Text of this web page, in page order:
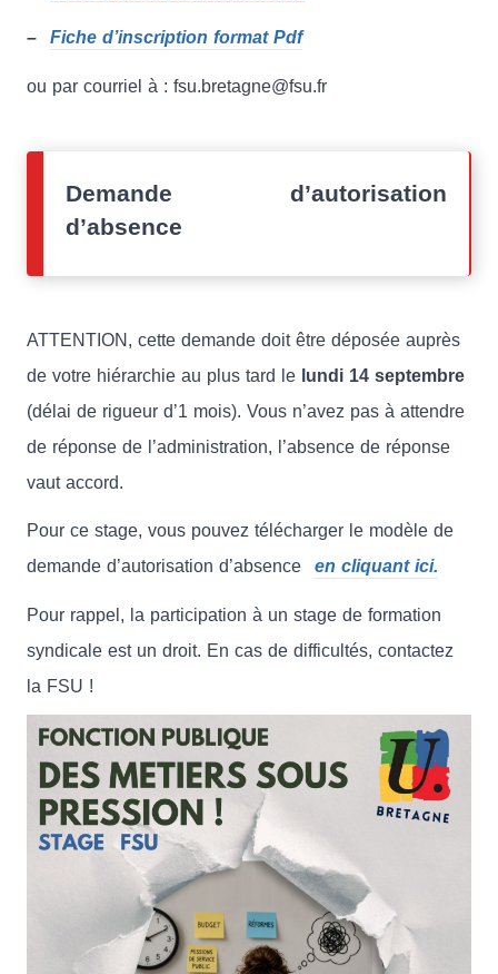
– Fiche d’inscription format Pdf
ou par courriel à : fsu.bretagne@fsu.fr
Demande d’autorisation
d’absence
ATTENTION, cette demande doit être déposée auprès
de votre hiérarchie au plus tard le lundi 14 septembre
(délai de rigueur d’1 mois). Vous n’avez pas à attendre
de réponse de l’administration, l’absence de réponse
vaut accord.
Pour ce stage, vous pouvez télécharger le modèle de
demande d’autorisation d’absence
en cliquant ici.
Pour rappel, la participation à un stage de formation
syndicale est un droit. En cas de difficultés, contactez
la FSU !